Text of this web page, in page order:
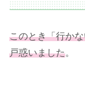
このとき「行か
戸惑いました。